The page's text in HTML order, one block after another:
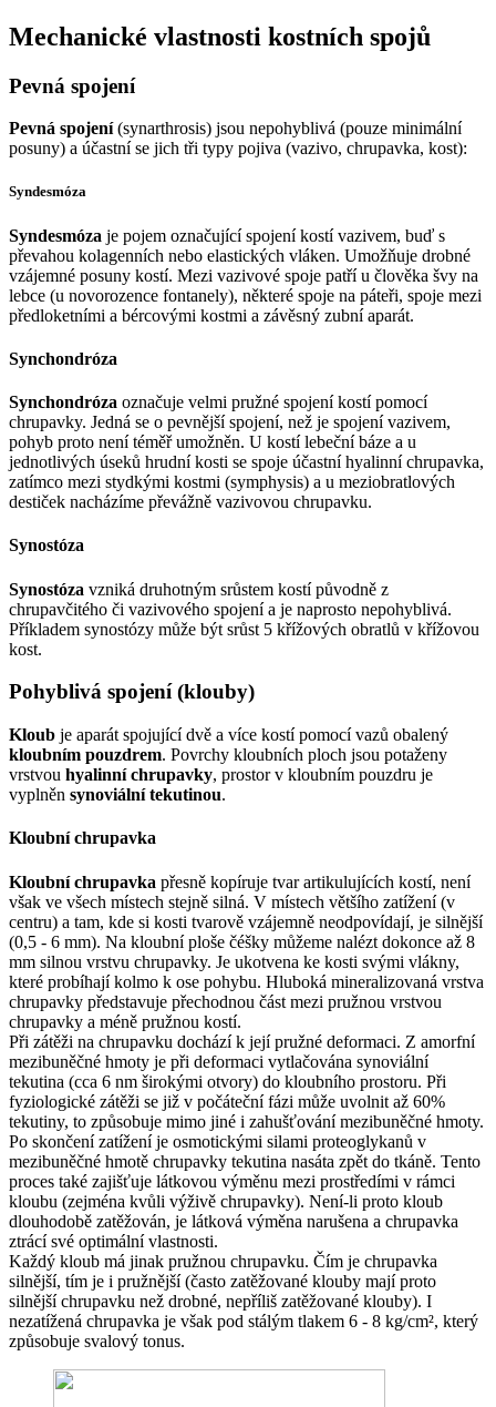
Mechanické vlastnosti kostních spojů
Pevná spojení
Pevná spojení(synarthrosis) jsou nepohyblivá (pouze minimální
posuny) a účastní se jich tři typy pojiva (vazivo, chrupavka, kost):
Syndesmóza
Syndesmóza je pojem označující spojení kostí vazivem, buď s
převahou kolagenních nebo elastických vláken. Umožňuje drobné
vzájemné posuny kostí. Mezi vazivové spoje patří u člověka švy na
lebce (u novorozence fontanely), některé spoje na páteři, spoje mezi
předloketními a bércovými kostmi a závěsný zubní aparát.
Synchondróza
Synchondróza označuje velmi pružné spojení kostí pomocí
chrupavky. Jedná se o pevnější spojení, než je spojení vazivem,
pohyb proto není téměř umožněn. U kostí lebeční báze a u
jednotlivých úseků hrudní kosti se spoje účastní hyalinní chrupavka,
zatímco mezi stydkými kostmi (symphysis) a u meziobratlových
destiček nacházíme převážně vazivovou chrupavku.
Synostóza
Synostóza vzniká druhotným srůstem kostí původně z
chrupavčitého či vazivového spojení a je naprosto nepohyblivá.
Příkladem synostózy může být srůst 5 křížových obratlů v křížovou
kost.
Pohyblivá spojení (klouby)
Kloub je aparát spojující dvě a více kostí pomocí vazů obalený
kloubním pouzdrem. Povrchy kloubních ploch jsou potaženy
vrstvou hyalinní chrupavky, prostor v kloubním pouzdru je
vyplněn synoviální tekutinou.
Kloubní chrupavka
Kloubní chrupavka přesně kopíruje tvar artikulujících kostí, není
však ve všech místech stejně silná. V místech většího zatížení (v
centru) a tam, kde si kosti tvarově vzájemně neodpovídají, je silnější
(0,5 - 6 mm). Na kloubní ploše čéšky můžeme nalézt dokonce až 8
mm silnou vrstvu chrupavky. Je ukotvena ke kosti svými vlákny,
které probíhají kolmo k ose pohybu. Hluboká mineralizovaná vrstva
chrupavky představuje přechodnou část mezi pružnou vrstvou
chrupavky a méně pružnou kostí.
Při zátěži na chrupavku dochází k její pružné deformaci. Z amorfní
mezibuněčné hmoty je při deformaci vytlačována synoviální
tekutina (cca 6 nm širokými otvory) do kloubního prostoru. Při
fyziologické zátěži se již v počáteční fázi může uvolnit až 60%
tekutiny, to způsobuje mimo jiné i zahušťování mezibuněčné hmoty.
Po skončení zatížení je osmotickými silami proteoglykanů v
mezibuněčné hmotě chrupavky tekutina nasáta zpět do tkáně. Tento
proces také zajišťuje látkovou výměnu mezi prostředími v rámci
kloubu (zejména kvůli výživě chrupavky). Není-li proto kloub
dlouhodobě zatěžován, je látková výměna narušena a chrupavka
ztrácí své optimální vlastnosti.
Každý kloub má jinak pružnou chrupavku. Čím je chrupavka
silnější, tím je i pružnější (často zatěžované klouby mají proto
silnější chrupavku než drobné, nepříliš zatěžované klouby). I
nezatížená chrupavka je však pod stálým tlakem 6 - 8 kg/cm², který
způsobuje svalový tonus.